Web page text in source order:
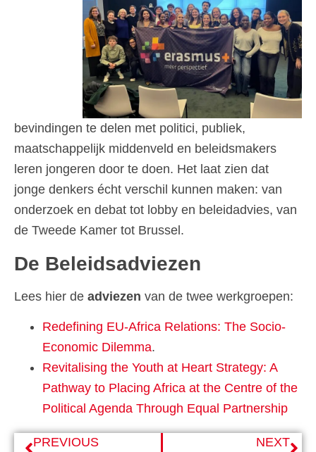
bevindingen te delen met politici, publiek,
maatschappelijk middenveld en beleidsmakers
leren jongeren door te doen. Het laat zien dat
jonge denkers écht verschil kunnen maken: van
onderzoek en debat tot lobby en beleidadvies, van
de Tweede Kamer tot Brussel.
De Beleidsadviezen
Lees hier de adviezen van de twee werkgroepen:
Redefining EU-Africa Relations: The Socio-
Economic Dilemma.
Revitalising the Youth at Heart Strategy: A
Pathway to Placing Africa at the Centre of the
Political Agenda Through Equal Partnership
PREVIOUS NEXT